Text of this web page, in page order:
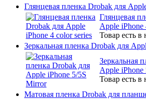
Глянцевая пленка Drobak для
Глянцевая
Apple iPhone
Товар есть в
Зеркальная пленка Drobak для
Зеркальная
Apple
Товар есть в
Матовая пленка Drobak для